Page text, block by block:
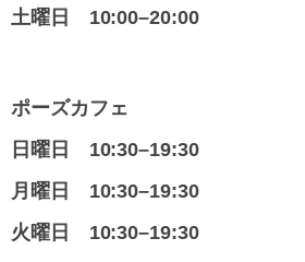
土曜日 10:00–20:00
ポーズカフェ
日曜日 10:30–19:30
月曜日 10:30–19:30
火曜日 10:30–19:30